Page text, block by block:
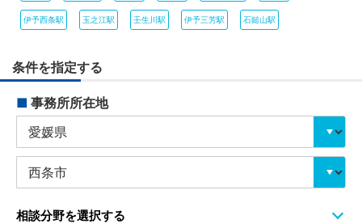
伊予西条駅 玉之江駅 壬生川駅 伊予三芳駅 石鎚山駅
条件を指定する
■ 事務所所在地
相談分野を選択する